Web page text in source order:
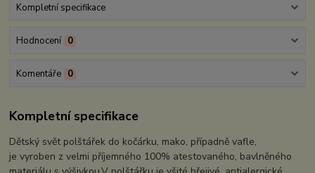
Kompletní specifikace
Hodnocení 0
Komentáře 0
Kompletní specifikace
Dětský svět polštářek do kočárku, mako, případně vafle,
je vyroben z velmi příjemného 100% atestovaného, bavlněného